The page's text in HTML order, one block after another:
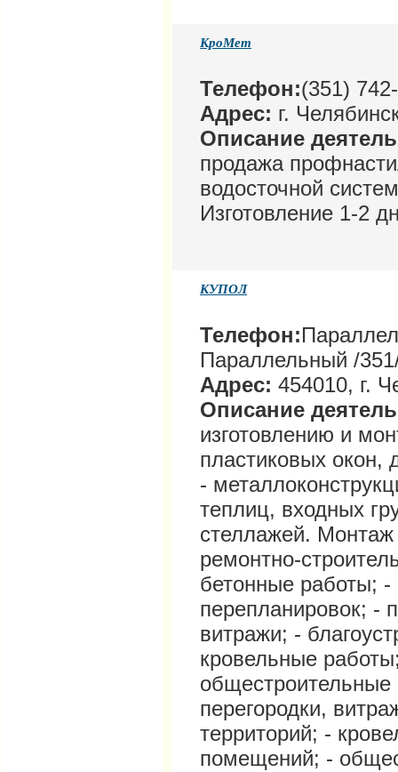
КроМет
Телефон:(351)
Адрес: г.
Описание
продажа
водосточной
Изготовление 1-2
КУПОЛ
Телефон:
Параллельный /
Адрес: 454010, г.
Описание
изготовлению и
пластиковых окон,
-
теплиц, входных
стеллажей.
ремонтно-
бетонные работы; -
перепланировок; -
витражи; -
кровельные
перегородки,
территорий; -
помещений; -